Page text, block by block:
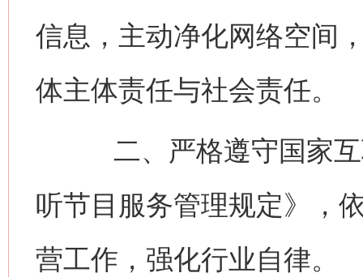
信息，主动净化网络空间
体主体责任与社会责任。
二、严格遵守国家互
听节目服务管理规定》，
营工作，强化行业自律。